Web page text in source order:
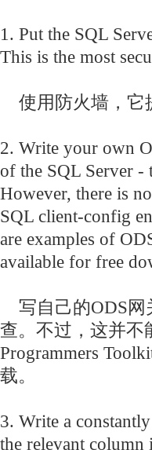
1. Put the SQL
This is the most
使用防火墙，它
2. Write your own
of the SQL Server -
However, there is
SQL client-config
are examples of
available for free
写自己的ODS网
查。不过，这并不
Programmers
载。
3. Write a
the relevant column